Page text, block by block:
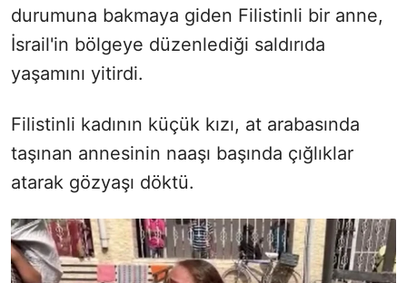
durumuna bakmaya giden Filistinli bir anne,
İsrail'in bölgeye düzenlediği saldırıda
yaşamını yitirdi.
Filistinli kadının küçük kızı, at arabasında
taşınan annesinin naaşı başında çığlıklar
atarak gözyaşı döktü.